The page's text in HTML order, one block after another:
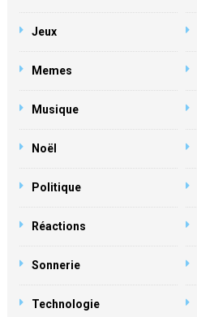
Jeux
Memes
Musique
Noël
Politique
Réactions
Sonnerie
Technologie